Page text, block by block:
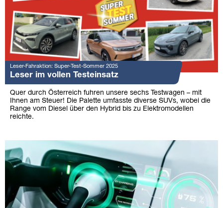
Leser-Fahraktion: Super-Test-Sommer 2025
Leser im vollen Testeinsatz
Quer durch Österreich fuhren unsere sechs Testwagen – mit
Ihnen am Steuer! Die Palette umfasste diverse SUVs, wobei die
Range vom Diesel über den Hybrid bis zu Elektromodellen
reichte.